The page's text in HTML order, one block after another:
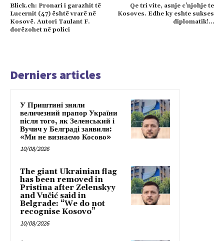
Blick.ch: Pronari i garazhit të
Lucernit (47) është vrarë në
Kosovë. Autori Taulant F.
dorëzohet në polici
Qe tri vite, asnje c’njohje te
Kosoves. Edhe ky eshte sukses
diplomatik!…
Derniers articles
У Приштині зняли
величезний прапор України
після того, як Зеленський і
Вучич у Белграді заявили:
«Ми не визнаємо Косово»
10/08/2026
The giant Ukrainian flag
has been removed in
Pristina after Zelenskyy
and Vučić said in
Belgrade: “We do not
recognise Kosovo”
10/08/2026